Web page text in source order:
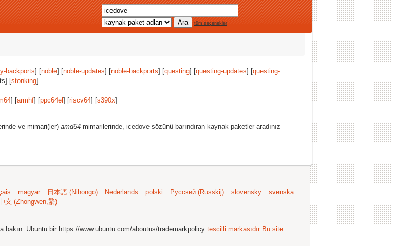
tüm seçenekler
backports] [noble] [noble-updates] [noble-backports] [questing] [questing-updates] [questing-
[stonking]
] [armhf] [ppc64el ] [riscv64] [s390x]
ve mimari(ler) amd64 mimarilerinde, icedove sözünü barındıran kaynak paketler aradınız
magyar 日本語 (Nihongo) Nederlands polski Русский (Russkij) slovensky
svenska
文 (Zhongwen,繁)
bakın. Ubuntu bir https://www.ubuntu.com/aboutus/trademarkpolicy tescilli markasıdır Bu site